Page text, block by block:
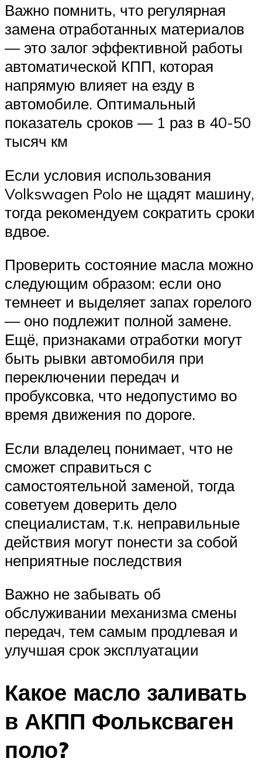
Важно помнить, что регулярная
замена отработанных материалов
— это залог эффективной работы
автоматической КПП, которая
напрямую влияет на езду в
автомобиле. Оптимальный
показатель сроков — 1 раз в 40-50
тысяч км
Если условия использования
Volkswagen Polo не щадят машину,
тогда рекомендуем сократить сроки
вдвое.
Проверить состояние масла можно
следующим образом: если оно
темнеет и выделяет запах горелого
— оно подлежит полной замене.
Ещё, признаками отработки могут
быть рывки автомобиля при
переключении передач и
пробуксовка, что недопустимо во
время движения по дороге.
Если владелец понимает, что не
сможет справиться с
самостоятельной заменой, тогда
советуем доверить дело
специалистам, т.к. неправильные
действия могут понести за собой
неприятные последствия
Важно не забывать об
обслуживании механизма смены
передач, тем самым продлевая и
улучшая срок эксплуатации
Какое масло заливать
в АКПП Фольксваген
поло?